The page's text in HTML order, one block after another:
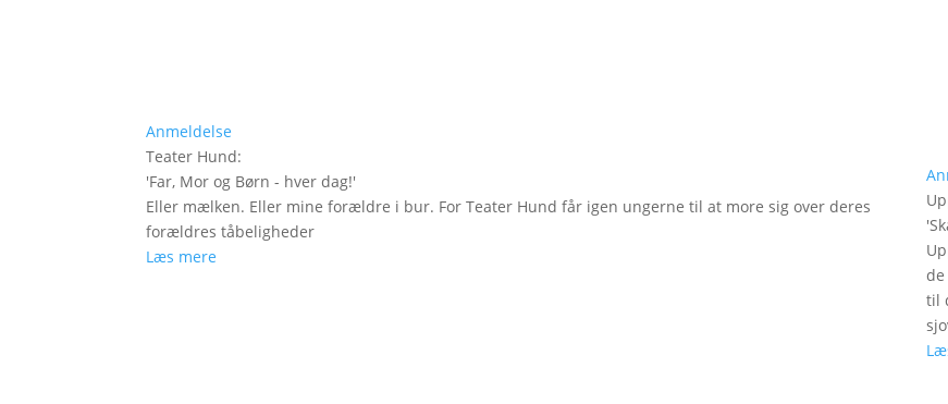
Anmeldelse
Teater Hund:
'Far, Mor og Børn - hver dag!'
Eller mælken. Eller mine forældre i bur. For Teater Hund får igen ungerne til at more sig over deres
forældres tåbeligheder
Læs mere
'
til